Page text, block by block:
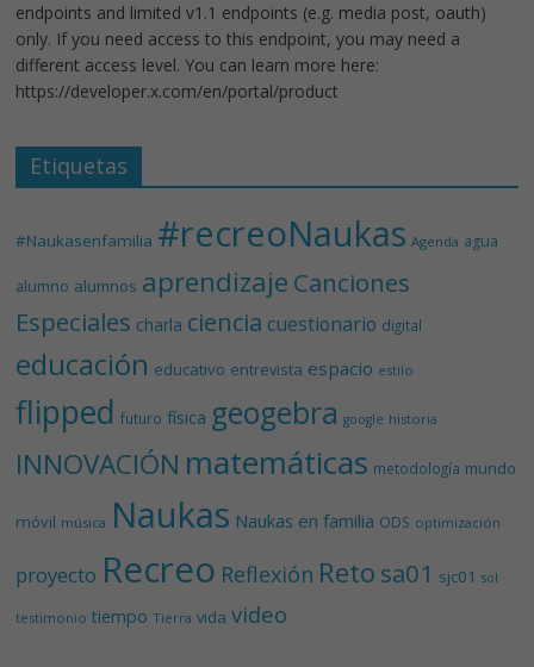
endpoints and limited v1.1 endpoints (e.g. media post, oauth)
only. If you need access to this endpoint, you may need a
different access level. You can learn more here:
https://developer.x.com/en/portal/product
Etiquetas
#Naukasenfamilia #recreoNaukas Agenda agua
alumno alumnos aprendizaje Canciones
Especiales charla ciencia cuestionario digital
educación educativo entrevista espacio estilo
flipped futuro física geogebra google historia
INNOVACIÓN matemáticas metodología mundo
móvil música Naukas Naukas en familia ODS optimización
proyecto Recreo Reflexión Reto sa01 sjc01 sol
testimonio tiempo Tierra vida video